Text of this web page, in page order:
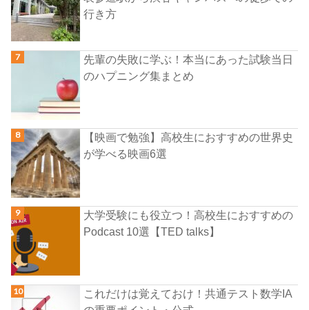
行き方
先輩の失敗に学ぶ！本当にあった試験当日
のハプニング集まとめ
【映画で勉強】高校生におすすめの世界史
が学べる映画6選
大学受験にも役立つ！高校生におすすめの
Podcast 10選【TED talks】
これだけは覚えておけ！共通テスト数学IA